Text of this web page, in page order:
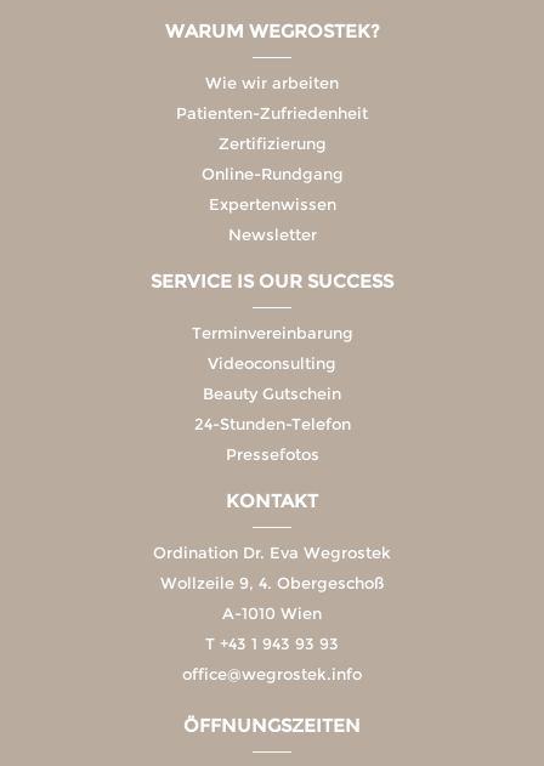
WARUM WEGROSTEK?
Wie wir arbeiten
Patienten-Zufriedenheit
Zertifizierung
Online-Rundgang
Expertenwissen
Newsletter
SERVICE IS OUR SUCCESS
Terminvereinbarung
Videoconsulting
Beauty Gutschein
24-Stunden-Telefon
Pressefotos
KONTAKT
Ordination Dr. Eva Wegrostek
Wollzeile 9, 4. Obergeschoß
A-1010 Wien
T +43 1 943 93 93
office@wegrostek.info
ÖFFNUNGSZEITEN